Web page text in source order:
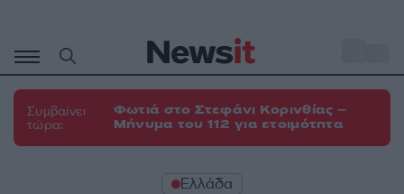
περιεχόμενο
Συμβαίνει
τώρα:
Φωτιά στο Στεφάνι Κορινθίας –
Μήνυμα του 112 για ετοιμότητα
Ελλάδα